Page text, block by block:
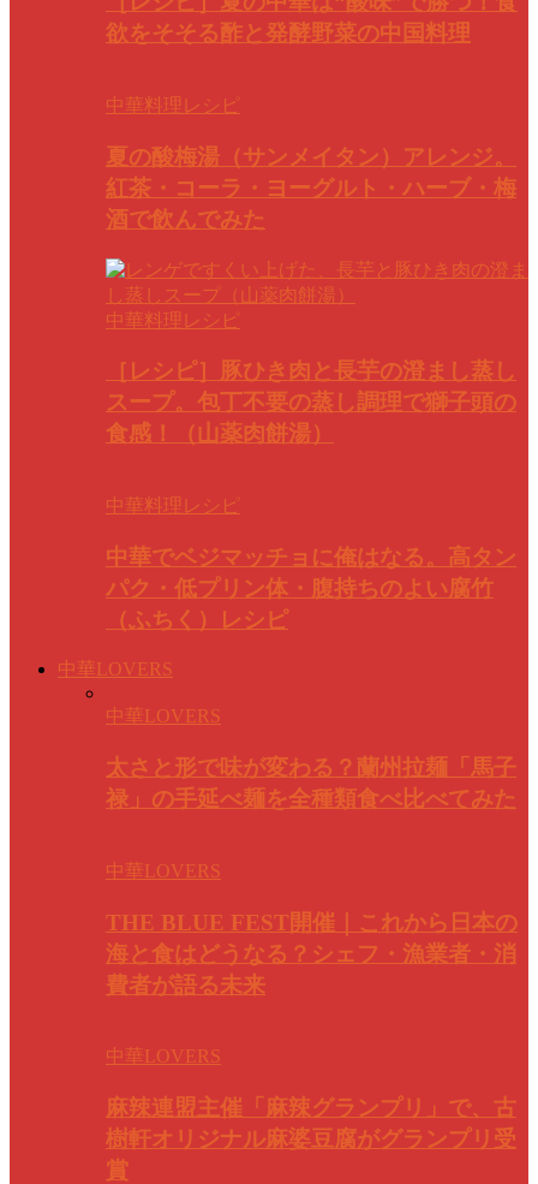
欲をそそる酢と発酵野菜の中国料理
中華料理レシピ
夏の酸梅湯（サンメイタン）アレンジ。
紅茶・コーラ・ヨーグルト・ハーブ・梅
酒で飲んでみた
中華料理レシピ
［レシピ］豚ひき肉と長芋の澄まし蒸し
スープ。包丁不要の蒸し調理で獅子頭の
食感！（山薬肉餅湯）
中華料理レシピ
中華でベジマッチョに俺はなる。高タン
パク・低プリン体・腹持ちのよい腐竹
（ふちく）レシピ
中華LOVERS
中華LOVERS
太さと形で味が変わる？蘭州拉麺「馬子
禄」の手延べ麺を全種類食べ比べてみた
中華LOVERS
THE BLUE FEST開催｜これから日本の
海と食はどうなる？シェフ・漁業者・消
費者が語る未来
中華LOVERS
麻辣連盟主催「麻辣グランプリ」で、古
樹軒オリジナル麻婆豆腐がグランプリ受
賞